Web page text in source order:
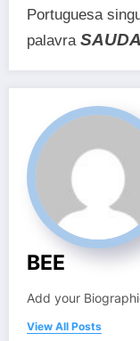
Portuguesa
palavra
BEE
Add your
View All Posts